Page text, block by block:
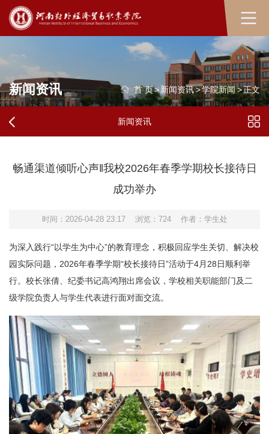
新闻资讯 首 页>新闻资讯>学院新闻>正文
新闻资讯
畅通渠道倾听心声‖我校2026年春季学期校长接待日
成功举办
时间：2026-04-28 23:17 浏览： 724 作者：学生处
为深入践行“以学生为中心”的教育理念，积极回应学生关切、解决校
园实际问题，2026年春季学期“校长接待日”活动于4月28日顺利举
行。校长张倩、纪委书记高鸿翔出席会议，学校相关职能部门及二
级学院负责人与学生代表进行面对面交流。